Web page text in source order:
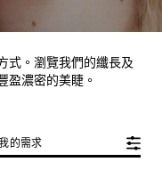
式。瀏覽我們的纖長及
盈濃密的美睫。
的需求